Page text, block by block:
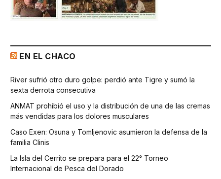
EN EL CHACO
River sufrió otro duro golpe: perdió ante Tigre y sumó la
sexta derrota consecutiva
ANMAT prohibió el uso y la distribución de una de las cremas
más vendidas para los dolores musculares
Caso Exen: Osuna y Tomljenovic asumieron la defensa de la
familia Clinis
La Isla del Cerrito se prepara para el 22° Torneo
Internacional de Pesca del Dorado